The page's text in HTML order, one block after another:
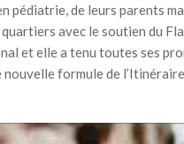
pédiatrie, de leurs parents
avec le soutien du
et elle a tenu toutes ses
formule de